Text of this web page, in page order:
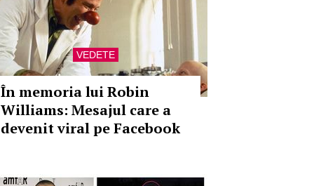
VEDETE
În memoria lui Robin
Williams: Mesajul care a
devenit viral pe Facebook